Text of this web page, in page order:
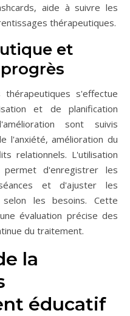
aide à suivre les
thérapeutiques.
et
thérapeutiques s'effectue
et de planification
sont suivis
l'anxiété, amélioration du
relationnels. L'utilisation
permet d'enregistrer les
et d'ajuster les
selon les besoins. Cette
évaluation précise des
du traitement.
la
éducatif